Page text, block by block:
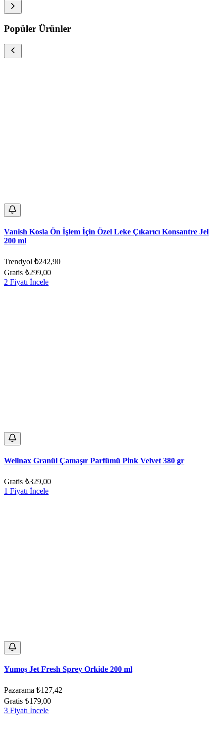
Popüler Ürünler
Vanish Kosla Ön İşlem İçin Özel Leke Çıkarıcı Konsantre Jel
200 ml
Trendyol ₺242,90
Gratis ₺299,00
2 Fiyatı İncele
Wellnax Granül Çamaşır Parfümü Pink Velvet 380 gr
Gratis ₺329,00
1 Fiyatı İncele
Yumoş Jet Fresh Sprey Orkide 200 ml
Pazarama ₺127,42
Gratis ₺179,00
3 Fiyatı İncele